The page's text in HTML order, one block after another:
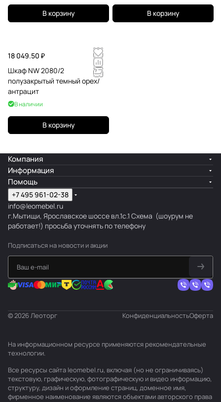
В корзину В корзину
18 049.50 ₽
Шкаф NW 2080/2
полузакрытый темный орех/
антрацит
В наличии
В корзину
Компания
Информация
Помощь
+7 495 961-02-38
info@leomebel.ru
г.Мытищи, Ярославское шоссе вл.1с.1 Схема (шоурум не
работает!) просьба уточнять по телефону
Подписаться на новости и акции
© 2026 Леоторг КонфиденциальностьОферта
На информационном ресурсе применяются рекомендательные
технологии.
Все ресурсы сайта leomebel.ru, включая (но не ограничиваясь)
текстовую, графическую, фотографическую и видео информацию,
структуру, дизайн и оформление страниц, доменное имя,
фирменное наименование являются объектами авторского права